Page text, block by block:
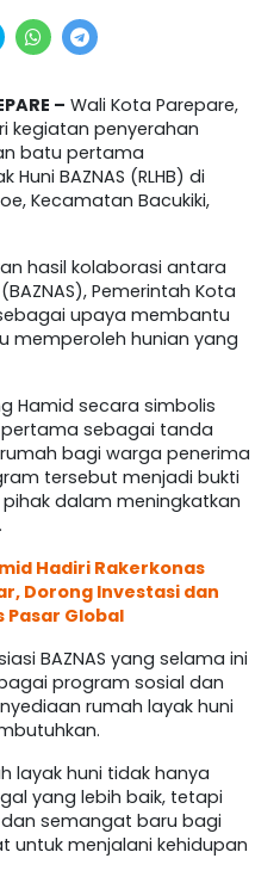
– Wali Kota Parepare,
kegiatan penyerahan
batu pertama
BAZNAS (RLHB) di
Kecamatan Bacukiki,
hasil kolaborasi antara
Pemerintah Kota
upaya membantu
memperoleh hunian yang
Hamid secara simbolis
sebagai tanda
bagi warga penerima
tersebut menjadi bukti
dalam meningkatkan
Hadiri Rakerkonas
Dorong Investasi dan
Pasar Global
BAZNAS yang selama ini
program sosial dan
rumah layak huni
layak huni tidak hanya
yang lebih baik, tetapi
semangat baru bagi
untuk menjalani kehidupan